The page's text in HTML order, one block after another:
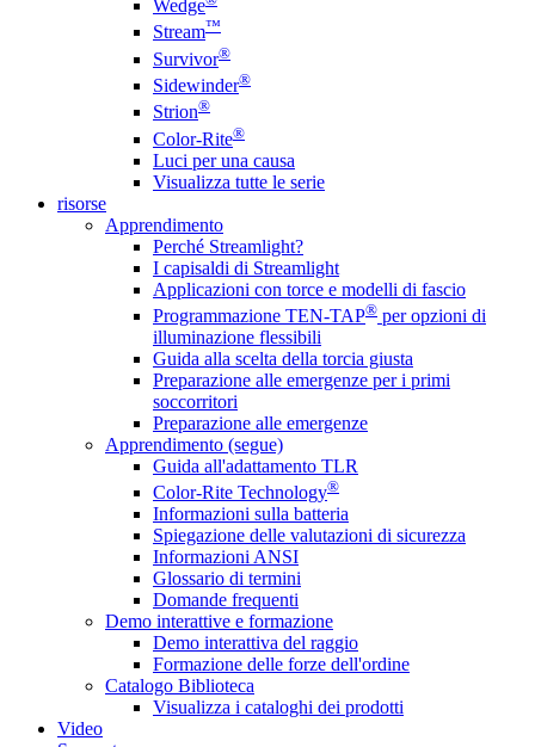
Wedge
Stream™
Survivor®
Sidewinder®
Strion®
Color-Rite®
Luci per una causa
Visualizza tutte le serie
risorse
Apprendimento
Perché Streamlight?
I capisaldi di Streamlight
Applicazioni con torce e modelli di fascio
Programmazione TEN-TAP® per opzioni di
illuminazione flessibili
Guida alla scelta della torcia giusta
Preparazione alle emergenze per i primi
soccorritori
Preparazione alle emergenze
Apprendimento (segue)
Guida all'adattamento TLR
Color-Rite Technology®
Informazioni sulla batteria
Spiegazione delle valutazioni di sicurezza
Informazioni ANSI
Glossario di termini
Domande frequenti
Demo interattive e formazione
Demo interattiva del raggio
Formazione delle forze dell'ordine
Catalogo Biblioteca
Visualizza i cataloghi dei prodotti
Video